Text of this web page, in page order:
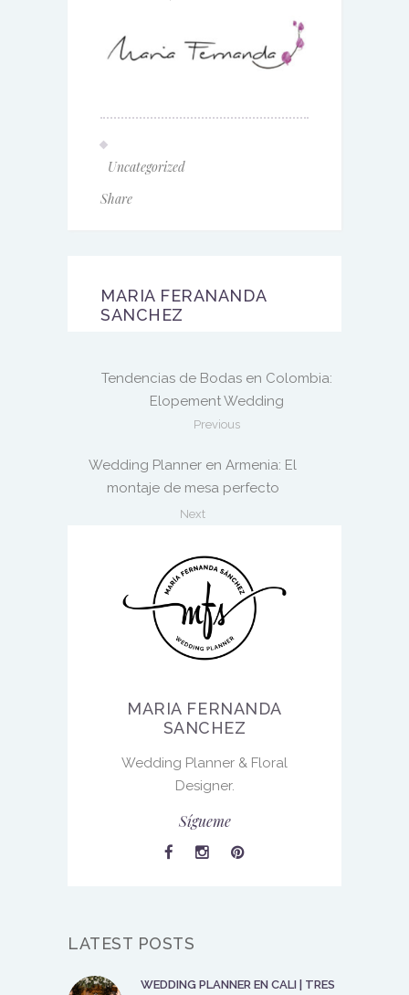
Uncategorized
Share
MARIA FERANANDA
SANCHEZ
Tendencias de Bodas en Colombia:
Elopement Wedding
Previous
Wedding Planner en Armenia: El
montaje de mesa perfecto
Next
MARIA FERNANDA
SANCHEZ
Wedding Planner & Floral
Designer.
Sígueme
LATEST POSTS
WEDDING PLANNER EN CALI | TRES